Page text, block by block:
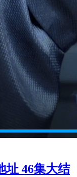
址 46集大结